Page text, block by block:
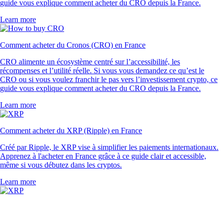
guide vous explique comment acheter du CRO depuis la France.
Learn more
Comment acheter du Cronos (CRO) en France
CRO alimente un écosystème centré sur l’accessibilité, les
récompenses et l’utilité réelle. Si vous vous demandez ce qu’est le
CRO ou si vous voulez franchir le pas vers l’investissement crypto, ce
guide vous explique comment acheter du CRO depuis la France.
Learn more
Comment acheter du XRP (Ripple) en France
Créé par Ripple, le XRP vise à simplifier les paiements internationaux.
Apprenez à l'acheter en France grâce à ce guide clair et accessible,
même si vous débutez dans les cryptos.
Learn more